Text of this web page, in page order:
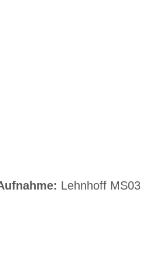
Lehn­hoff MS03